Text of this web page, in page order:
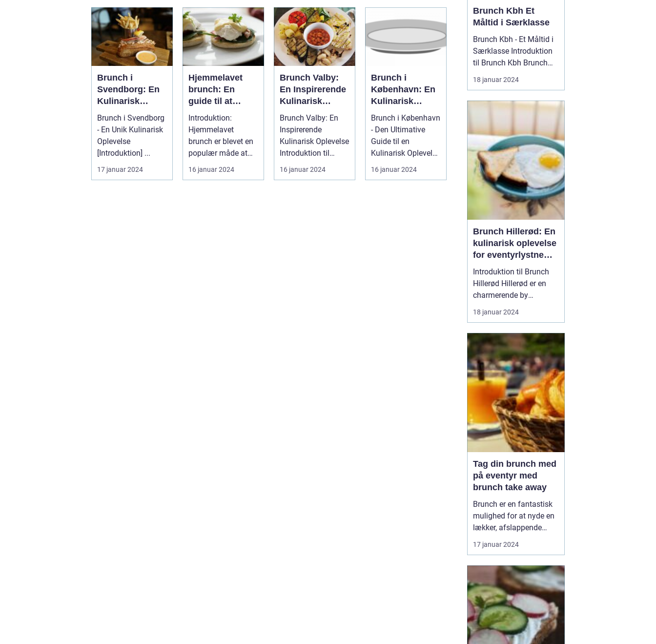
Danmark. D...
Brunch i
Svendborg: En
Kulinarisk
Oplevelse for
Eventyrrejsende
og Backpackere
Brunch i Svendborg
- En Unik Kulinarisk
Oplevelse
[Introduktion] ...
17 januar 2024
Hjemmelavet
brunch: En
guide til at
imponere dine
eventyrrejsende
og backpacker-
venner med en
lækker og
historisk
inspireret måltid
Introduktion:
Hjemmelavet
brunch er blevet en
populær måde at
samle venner og
familie til en
16 januar 2024
Brunch Valby:
En Inspirerende
Kulinarisk
Oplevelse for
Eventyrrejsende
og Backpackere
Brunch Valby: En
Inspirerende
Kulinarisk Oplevelse
Introduktion til
16 januar 2024
Brunch i
København: En
Kulinarisk
Oplevelse for
Eventyrrejsende
og Backpackere
Brunch i København
- Den Ultimative
Guide til en
Kulinarisk Oplevelse
Introduktion til
Brunch i Kø...
16 januar 2024
Brunch Kbh Et
Måltid i Særklasse
Brunch Kbh - Et Måltid i
Særklasse Introduktion
til Brunch Kbh Brunch
Kbh er en kulinar...
18 januar 2024
Brunch Hillerød: En
kulinarisk oplevelse
for eventyrlystne
rejsende og
backpackere
Introduktion til Brunch
Hillerød Hillerød er en
charmerende by
beliggende i
Nordsjælland, Danmark.
rejsemål for
eventyrrejsende og
backpackere, der ønsker
at udforske de historiske
og naturlige skatte i
området. En af de mest
popul...
18 januar 2024
Tag din brunch med
på eventyr med
brunch take away
Brunch er en fantastisk
mulighed for at nyde en
lækker, afslappende
måltid med venner eller
familie. Men hvad gør
farten eller ikke har tid til
at sidde og spise i en
restaurant? Svaret er
enkelt: brunch take
away. Med denne
innova...
17 januar 2024